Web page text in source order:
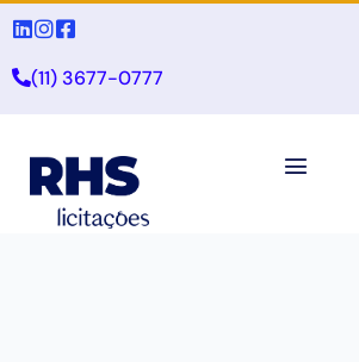
(11) 3677-0777